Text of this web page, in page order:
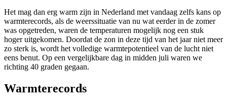
Het mag dan erg warm zijn in Nederland met vandaag zelfs kans op
warmterecords, als de weerssituatie van nu wat eerder in de zomer
was opgetreden, waren de temperaturen mogelijk nog een stuk
hoger uitgekomen. Doordat de zon in deze tijd van het jaar niet meer
zo sterk is, wordt het volledige warmtepotentieel van de lucht niet
eens benut. Op een vergelijkbare dag in midden juli waren we
richting 40 graden gegaan.
Warmterecords